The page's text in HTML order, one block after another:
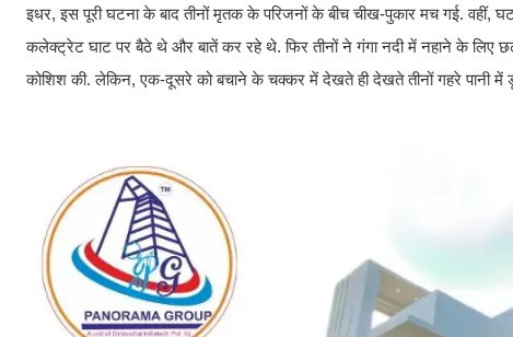
इधर, इस पूरी घटना के बाद तीनों मृतक के परिजनों के बीच चीख-पुकार मच गई. वहीं,
कलेक्ट्रेट घाट पर बैठे थे और बातें कर रहे थे. फिर तीनों ने गंगा नदी में नहाने के लिए
कोशिश की. लेकिन, एक-दूसरे को बचाने के चक्कर में देखते ही देखते तीनों गहरे पानी में